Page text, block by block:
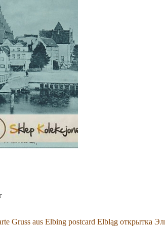
Gruss aus Elbing postcard Elbląg открытка